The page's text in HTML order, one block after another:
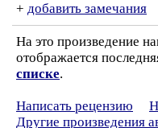
+ добавить замечания
На это произведение
отображается
списке.
Написать рецензию
Другие произведения